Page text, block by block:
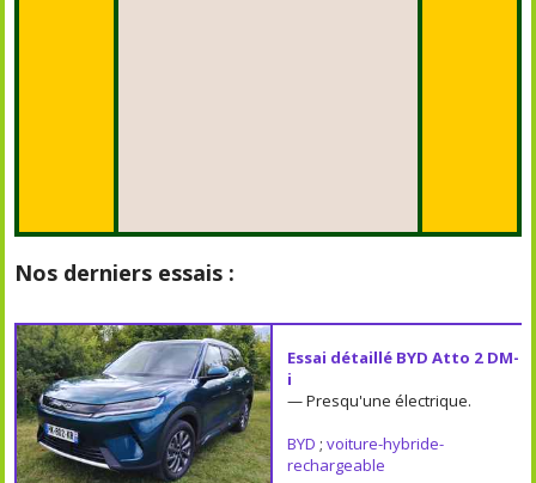
Nos derniers essais :
Essai détaillé BYD Atto 2 DM-
i
— Presqu'une électrique.
BYD ; voiture-hybride-
rechargeable